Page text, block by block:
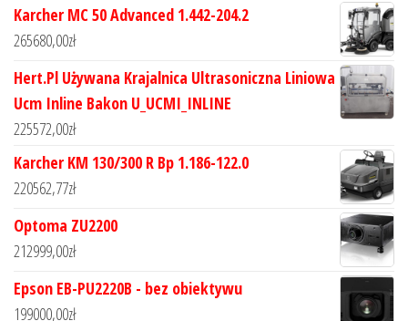
Karcher MC 50 Advanced 1.442-204.2
265680,00zł
Hert.Pl Używana Krajalnica Ultrasoniczna Liniowa
Ucm Inline Bakon U_UCMI_INLINE
225572,00zł
Karcher KM 130/300 R Bp 1.186-122.0
220562,77zł
Optoma ZU2200
212999,00zł
Epson EB-PU2220B - bez obiektywu
199000,00zł